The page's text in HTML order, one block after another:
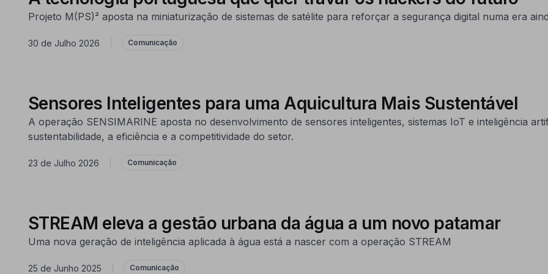
Projeto M(PS)² aposta na miniaturização de sistemas de satélite para reforçar a segurança digital numa era
30 de Julho 2026 Comunicação
Sensores Inteligentes para uma Aquicultura Mais Sustentável
A operação SENSIMARINE aposta no desenvolvimento de sensores inteligentes, sistemas IoT e inteligência
sustentabilidade, a eficiência e a competitividade do setor.
23 de Julho 2026 Comunicação
STREAM eleva a gestão urbana da água a um novo patamar
Uma nova geração de inteligência aplicada à água está a nascer com a operação STREAM
25 de Junho 2025 Comunicação